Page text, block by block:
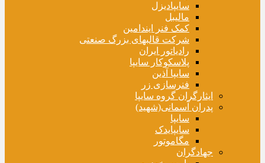
سایپادیزل
مالیبل
کمک فنر ایندامین
شرکت قالبهای بزرگ صنعتی
رادیاتور ایران
پلاسکوکار سایپا
سایپا آذین
فنرسازی زر
ایثارگران گروه سایپا
پدران آسمانی(شهید)
سایپا
سایپایدک
مگاموتور
جهادگران